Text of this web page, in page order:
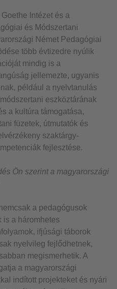
Intézet és a
és Módszertani
Német Pedagógiai
több évtizedre nyúlik
mindig is a
jellemezte, ugyanis
például a nyelvtanulás
eszköztárának
a kultúra támogatása,
füzetek, útmutatók és
szaktárgy-
fejlesztése.
Ön szerint a magyarországi
a pedagógusok
is a háromhetes
ifjúsági táborok
nyelvileg fejlődhetnek,
megismerhetik. A
a magyarországi
indított projekteket és nyári